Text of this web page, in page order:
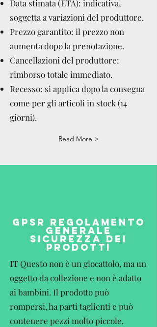
Data stimata (ETA): indicativa,
soggetta a variazioni del produttore.
Prezzo garantito: il prezzo non
aumenta dopo la prenotazione.
Cancellazioni del produttore:
rimborso totale immediato.
Recesso: si applica dopo la consegna
come per gli articoli in stock (14
giorni).
Read More >
GPSR REGOLAMENTO
GENERALE
SICUREZZA DEI
PRODOTTI
IT Questo non è un giocattolo, ma un
oggetto da collezione e non è adatto
ai bambini. Il prodotto può
rompersi, ha parti taglienti e può
contenere pezzi molto piccole.